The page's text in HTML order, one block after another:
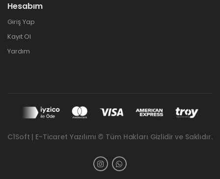
Hesabım
Giriş Yap
Kayıt Ol
Yardım
C1Soft | E-Ticaret Yazılımı © Tüm Hakları Gizlidir ve Saklıdır.